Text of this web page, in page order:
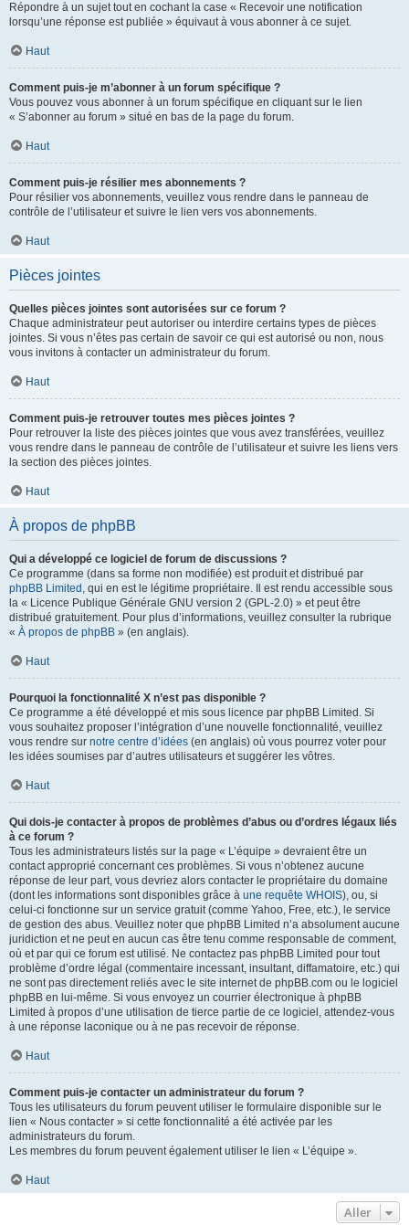
Répondre à un sujet tout en cochant la case « Recevoir une notification
lorsqu’une réponse est publiée » équivaut à vous abonner à ce sujet.
Haut
Comment puis-je m’abonner à un forum spécifique ?
Vous pouvez vous abonner à un forum spécifique en cliquant sur le lien
« S’abonner au forum » situé en bas de la page du forum.
Haut
Comment puis-je résilier mes abonnements ?
Pour résilier vos abonnements, veuillez vous rendre dans le panneau de
contrôle de l’utilisateur et suivre le lien vers vos abonnements.
Haut
Pièces jointes
Quelles pièces jointes sont autorisées sur ce forum ?
Chaque administrateur peut autoriser ou interdire certains types de pièces
jointes. Si vous n’êtes pas certain de savoir ce qui est autorisé ou non, nous
vous invitons à contacter un administrateur du forum.
Haut
Comment puis-je retrouver toutes mes pièces jointes ?
Pour retrouver la liste des pièces jointes que vous avez transférées, veuillez
vous rendre dans le panneau de contrôle de l’utilisateur et suivre les liens vers
la section des pièces jointes.
Haut
À propos de phpBB
Qui a développé ce logiciel de forum de discussions ?
Ce programme (dans sa forme non modifiée) est produit et distribué par
phpBB Limited , qui en est le légitime propriétaire. Il est rendu accessible sous
la « Licence Publique Générale GNU version 2 (GPL-2.0) » et peut être
distribué gratuitement. Pour plus d’informations, veuillez consulter la rubrique
« À propos de phpBB » (en anglais).
Haut
Pourquoi la fonctionnalité X n’est pas disponible ?
Ce programme a été développé et mis sous licence par phpBB Limited. Si
vous souhaitez proposer l’intégration d’une nouvelle fonctionnalité, veuillez
vous rendre sur notre centre d’idées (en anglais) où vous pourrez voter pour
les idées soumises par d’autres utilisateurs et suggérer les vôtres.
Haut
Qui dois-je contacter à propos de problèmes d’abus ou d’ordres légaux liés
à ce forum ?
Tous les administrateurs listés sur la page « L’équipe » devraient être un
contact approprié concernant ces problèmes. Si vous n’obtenez aucune
réponse de leur part, vous devriez alors contacter le propriétaire du domaine
(dont les informations sont disponibles grâce à une requête WHOIS), ou, si
celui-ci fonctionne sur un service gratuit (comme Yahoo, Free, etc.), le service
de gestion des abus. Veuillez noter que phpBB Limited n’a absolument aucune
juridiction et ne peut en aucun cas être tenu comme responsable de comment,
où et par qui ce forum est utilisé. Ne contactez pas phpBB Limited pour tout
problème d’ordre légal (commentaire incessant, insultant, diffamatoire, etc.) qui
ne sont pas directement reliés avec le site internet de phpBB.com ou le logiciel
phpBB en lui-même. Si vous envoyez un courrier électronique à phpBB
Limited à propos d’une utilisation de tierce partie de ce logiciel, attendez-vous
à une réponse laconique ou à ne pas recevoir de réponse.
Haut
Comment puis-je contacter un administrateur du forum ?
Tous les utilisateurs du forum peuvent utiliser le formulaire disponible sur le
lien « Nous contacter » si cette fonctionnalité a été activée par les
administrateurs du forum.
Les membres du forum peuvent également utiliser le lien « L’équipe ».
Haut
Aller